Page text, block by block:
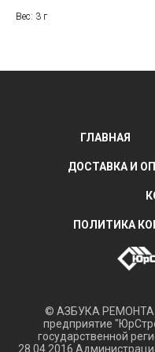
Вес: 3 г
ГЛАВНАЯ
ДОСТАВКА И
ПОЛИТИКА
© АЗБУКА РЕМОНТА
предприятие
государственной
28.04.2016